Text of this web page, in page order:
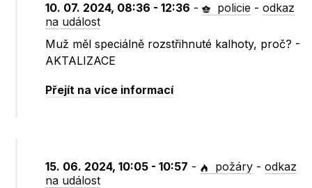
10. 07. 2024, 08:36 - 12:36 - policie -odkaz
na událost
Muž měl speciálně rozstřihnuté kalhoty, proč? -
AKTALIZACE
Přejít na více informací
15. 06. 2024, 10:05 - 10:57 - požáry -odkaz
na událost